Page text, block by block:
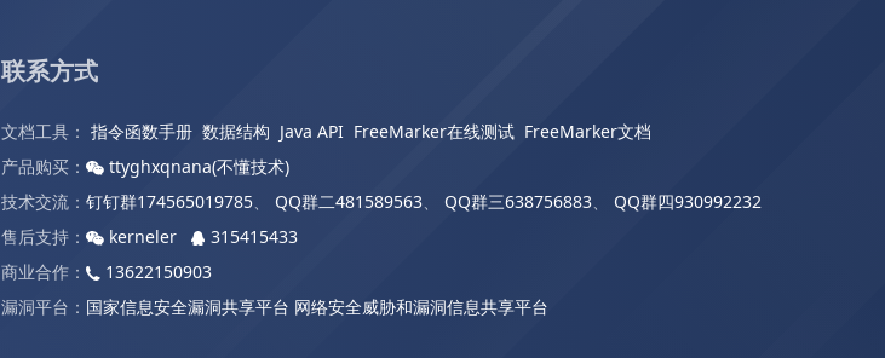
联系方式
文档工具： 指令函数手册 数据结构 Java API FreeMarker在线测试 FreeMarker文档
产品购买：
ttyghxqnana(不懂技术)
技术交流： 钉钉群174565019785、 QQ群二481589563、 QQ群三638756883、 QQ群四930992232
售后支持：
kerneler
315415433
商业合作：
13622150903
漏洞平台： 国家信息安全漏洞共享平台 网络安全威胁和漏洞信息共享平台